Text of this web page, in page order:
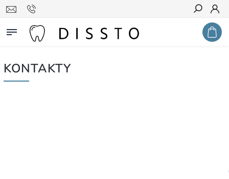
Hledat
KONTAKTY